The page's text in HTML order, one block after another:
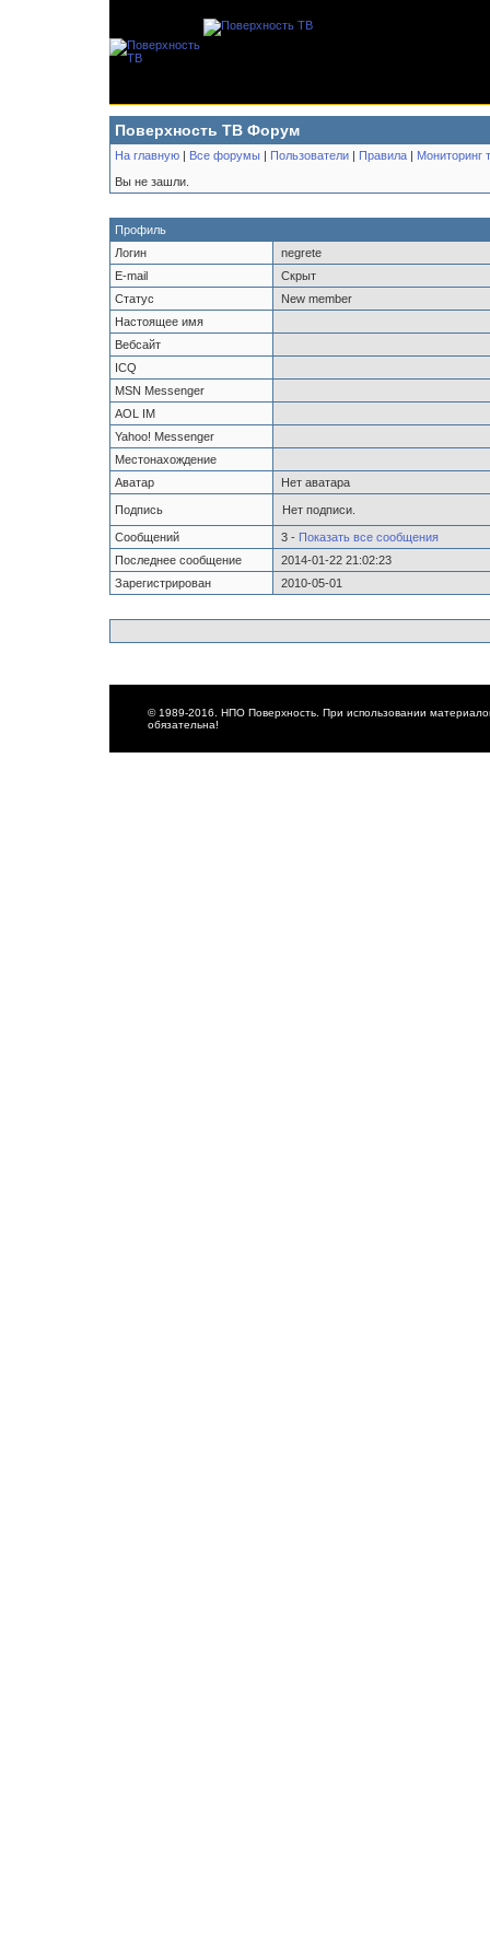
Поверхность ТВ Форум
На главную | Все форумы | Пользователи | Правила | Мониторинг
Вы не зашли.
Профиль
Логин
negrete
E-mail
Скрыт
Статус
New member
Настоящее имя
Вебсайт
ICQ
MSN Messenger
AOL IM
Yahoo! Messenger
Местонахождение
Аватар
Нет аватара
Подпись Нет подписи.
Сообщений 3 - Показать все сообщения
Последнее сообщение
2014-01-22 21:02:23
Зарегистрирован
2010-05-01
© 1989-2016. НПО Поверхность. При использовании
обязательна!